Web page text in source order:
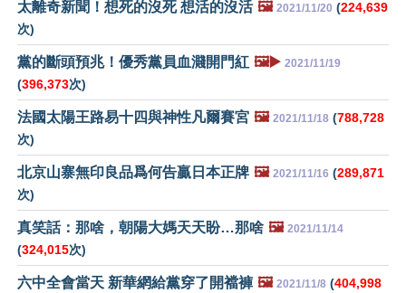
太離奇新聞！想死的沒死 想活的沒活 🖼️ 2021/11/20 (224,639
次)
黨的斷頭預兆！優秀黨員血濺開門紅 🖼️▶️ 2021/11/19
(396,373次)
法國太陽王路易十四與神性凡爾賽宮 🖼️ 2021/11/18 (788,728
次)
北京山寨無印良品爲何告贏日本正牌 🖼️ 2021/11/16 (289,871
次)
真笑話：那啥，朝陽大媽天天盼…那啥 🖼️ 2021/11/14
(324,015次)
六中全會當天 新華網給黨穿了開襠褲 🖼️ 2021/11/8 (404,998